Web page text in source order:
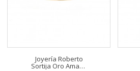
Joyería Roberto
Sortija Oro Amarillo Con 9...